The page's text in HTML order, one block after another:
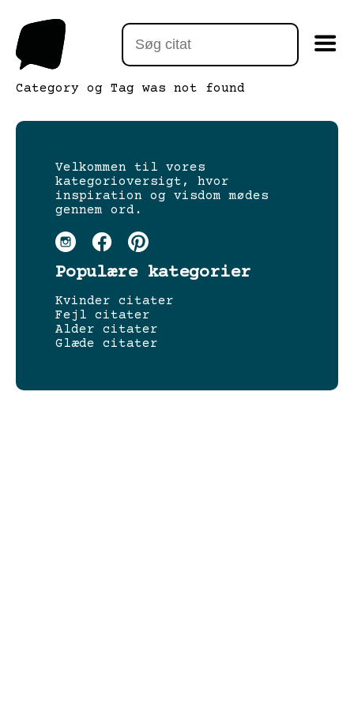
Category og Tag was not found
Velkommen til vores
kategorioversigt, hvor
inspiration og visdom mødes
gennem ord.
Populære kategorier
Kvinder citater
Fejl citater
Alder citater
Glæde citater